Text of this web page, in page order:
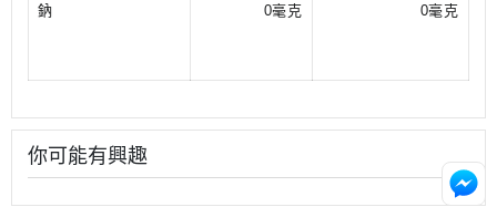
鈉 0毫克 0毫克
你可能有興趣